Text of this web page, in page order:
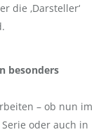
die ‚Darsteller‘
besonders
– ob nun im
oder auch in